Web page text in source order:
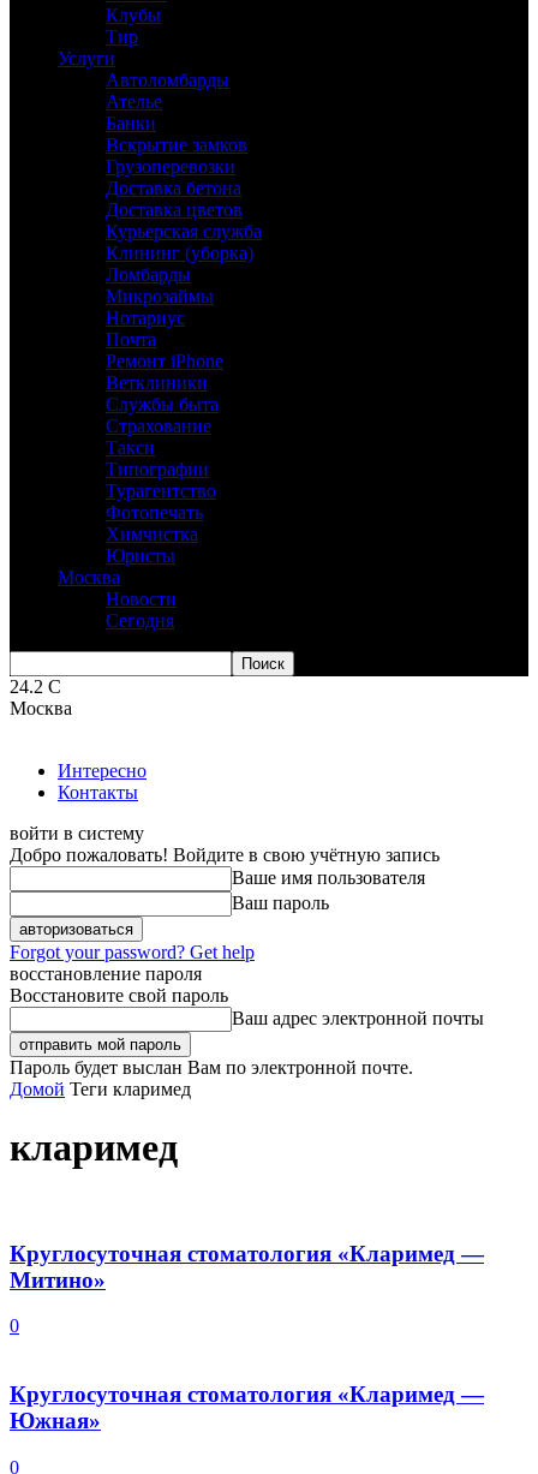
Клубы
Тир
Услуги
Автоломбарды
Ателье
Банки
Вскрытие замков
Грузоперевозки
Доставка бетона
Доставка цветов
Курьерская служба
Клининг (уборка)
Ломбарды
Микрозаймы
Нотариус
Почта
Ремонт iPhone
Ветклиники
Службы быта
Страхование
Такси
Типографии
Турагентство
Фотопечать
Химчистка
Юристы
Москва
Новости
Сегодня
24.2 C
Москва
Интересно
Контакты
войти в систему
Добро пожаловать! Войдите в свою учётную запись
Ваше имя пользователя
Ваш пароль
Forgot your password? Get help
восстановление пароля
Восстановите свой пароль
Ваш адрес электронной почты
Пароль будет выслан Вам по электронной почте.
Домой Теги кларимед
кларимед
Круглосуточная стоматология «Кларимед —
Митино»
0
Круглосуточная стоматология «Кларимед —
Южная»
0